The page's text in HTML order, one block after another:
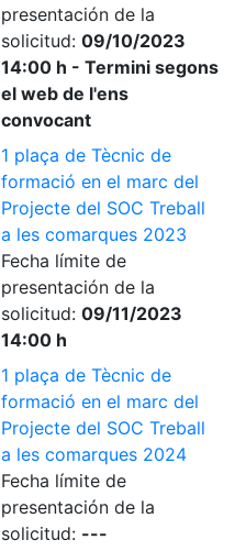
presentación de la
solicitud: 09/10/2023
14:00 h - Termini segons
el web de l'ens
convocant
1 plaça de Tècnic de
formació en el marc del
Projecte del SOC Treball
a les comarques 2023
Fecha límite de
presentación de la
solicitud: 09/11/2023
14:00 h
1 plaça de Tècnic de
formació en el marc del
Projecte del SOC Treball
a les comarques 2024
Fecha límite de
presentación de la
solicitud: ---